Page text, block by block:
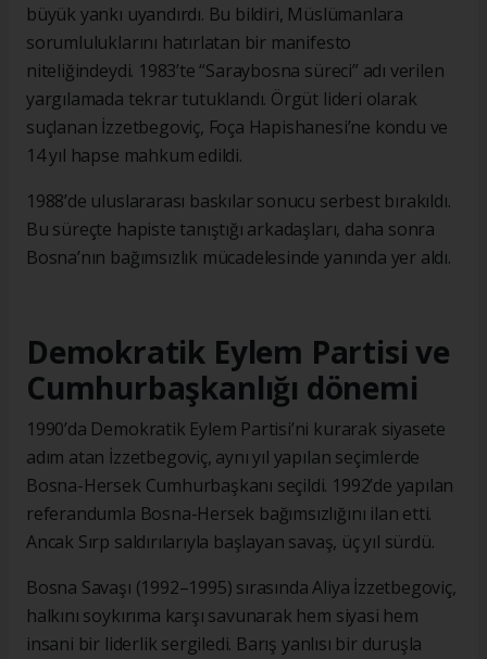
büyük yankı uyandırdı. Bu bildiri, Müslümanlara
sorumluluklarını hatırlatan bir manifesto
niteliğindeydi. 1983’te “Saraybosna süreci” adı verilen
yargılamada tekrar tutuklandı. Örgüt lideri olarak
suçlanan İzzetbegoviç, Foça Hapishanesi’ne kondu ve
14 yıl hapse mahkum edildi.
1988’de uluslararası baskılar sonucu serbest bırakıldı.
Bu süreçte hapiste tanıştığı arkadaşları, daha sonra
Bosna’nın bağımsızlık mücadelesinde yanında yer aldı.
Demokratik Eylem Partisi ve
Cumhurbaşkanlığı dönemi
1990’da Demokratik Eylem Partisi’ni kurarak siyasete
adım atan İzzetbegoviç, aynı yıl yapılan seçimlerde
Bosna-Hersek Cumhurbaşkanı seçildi. 1992’de yapılan
referandumla Bosna-Hersek bağımsızlığını ilan etti.
Ancak Sırp saldırılarıyla başlayan savaş, üç yıl sürdü.
Bosna Savaşı (1992–1995) sırasında Aliya İzzetbegoviç,
halkını soykırıma karşı savunarak hem siyasi hem
insani bir liderlik sergiledi. Barış yanlısı bir duruşla